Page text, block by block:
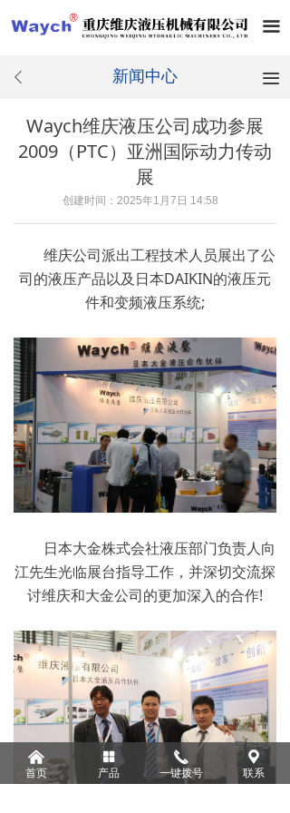
끀
Waych维庆液压公司成功参展
2009（PTC）亚洲国际动力传动
展
创建时间： 2025年1月7日 14:58
维庆公司派出工程技术人员展出了公
司的液压产品以及日本DAIKIN的液压元
件和变频液压系统;
日本大金株式会社液压部门负责人向
江先生光临展台指导工作，并深切交流探
讨维庆和大金公司的更加深入的合作!
ꄴ 新闻中心 끀
낀
首页
넒
产品
끅
一键拨号
끇
联系